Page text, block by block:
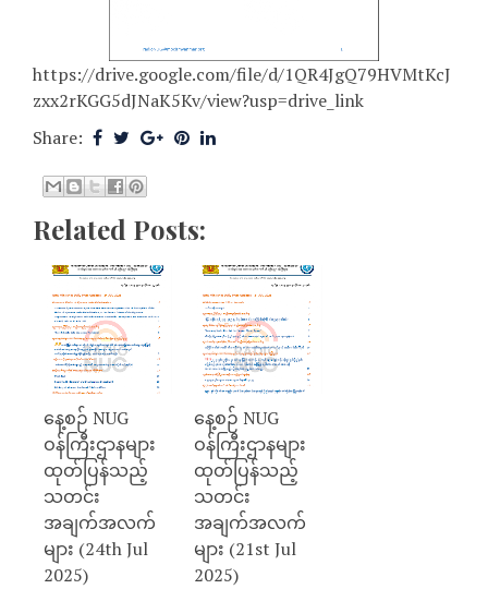
https://drive.google.com/file/d/1QR4JgQ79HVMtKcJ
zxx2rKGG5dJNaK5Kv/view?usp=drive_link
Share:
Related Posts:
နေ့စဉ် NUG
ဝန်ကြီးဌာနများ
ထုတ်ပြန်သည့်
သတင်း
အချက်အလက်
များ (24th Jul
2025)
နေ့စဉ် NUG
ဝန်ကြီးဌာနများ
ထုတ်ပြန်သည့်
သတင်း
အချက်အလက်
များ (21st Jul
2025)